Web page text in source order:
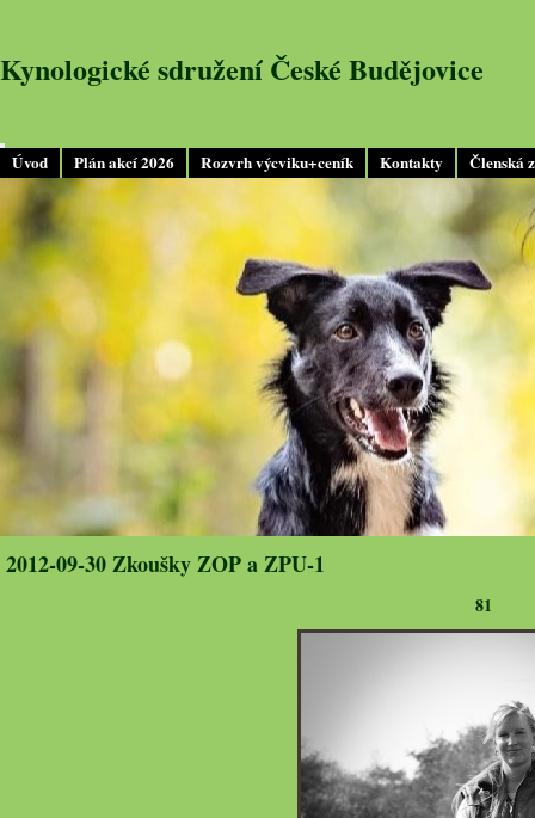
Úvod Plán akcí 2026 Rozvrh výcviku+ceník Kontakty Členská
Kynologické sdružení České Budějovice
2012-09-30 Zkoušky ZOP a ZPU-1
81